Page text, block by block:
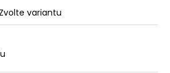
Zvolte variantu